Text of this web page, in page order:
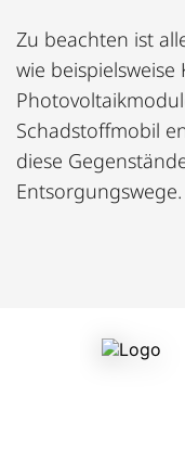
Zu beachten ist
wie
Schadstoffmobil
diese
Entsorgungswege.